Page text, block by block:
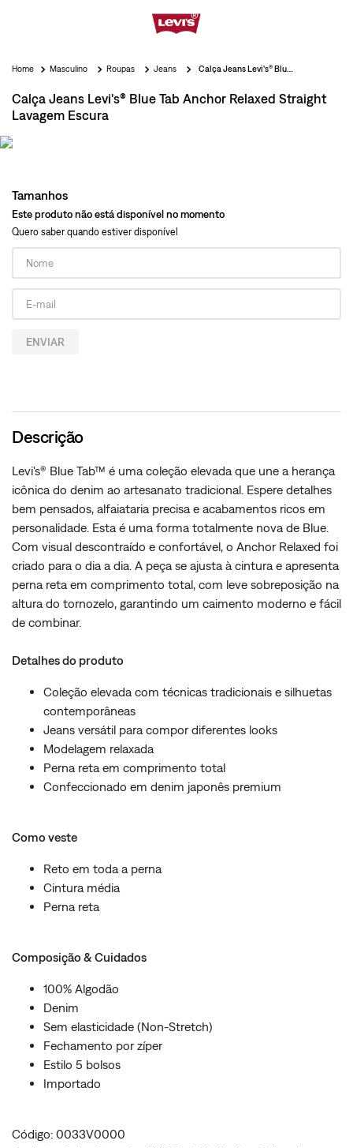
Masculino Roupas Jeans
Calça Jeans Levi's® Blue Tab Anchor Relaxed Straight
Lavagem Escura
Tamanhos
Este produto não está disponível no momento
Quero saber quando estiver disponível
ENVIAR
Descrição
Levi's® Blue Tab™ é uma coleção elevada que une a herança
icônica do denim ao artesanato tradicional. Espere detalhes
bem pensados, alfaiataria precisa e acabamentos ricos em
personalidade. Esta é uma forma totalmente nova de Blue.
Com visual descontraído e confortável, o Anchor Relaxed foi
criado para o dia a dia. A peça se ajusta à cintura e apresenta
perna reta em comprimento total, com leve sobreposição na
altura do tornozelo, garantindo um caimento moderno e fácil
de combinar.
Detalhes do produto
Coleção elevada com técnicas tradicionais e silhuetas
contemporâneas
Jeans versátil para compor diferentes looks
Modelagem relaxada
Perna reta em comprimento total
Confeccionado em denim japonês premium
Como veste
Reto em toda a perna
Cintura média
Perna reta
Composição & Cuidados
100% Algodão
Denim
Sem elasticidade (Non-Stretch)
Fechamento por zíper
Estilo 5 bolsos
Importado
Código: 0033V0000